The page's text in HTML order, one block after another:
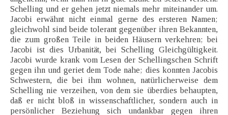
Schelling und er gehen jetzt niemals mehr miteinander um.
Jacobi erwähnt nicht einmal gerne des ersteren Namen;
gleichwohl sind beide tolerant gegenüber ihren Bekannten,
die zum großen Teile in beiden Häusern verkehren; bei
Jacobi ist dies Urbanität, bei Schelling Gleichgültigkeit.
Jacobi wurde krank vom Lesen der Schellingschen Schrift
gegen ihn und geriet dem Tode nahe; dies konnten Jacobis
Schwestern, die bei ihm wohnen, natürlicherweise dem
Schelling nie verzeihen, von dem sie überdies behaupten,
daß er nicht bloß in wissenschaftlicher, sondern auch in
persönlicher Beziehung sich undankbar gegen ihren